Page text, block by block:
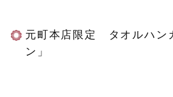
元町本店限定 タオルハン
ン」